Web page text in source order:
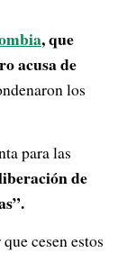
, que
acusa de
los
para las
de
cesen estos